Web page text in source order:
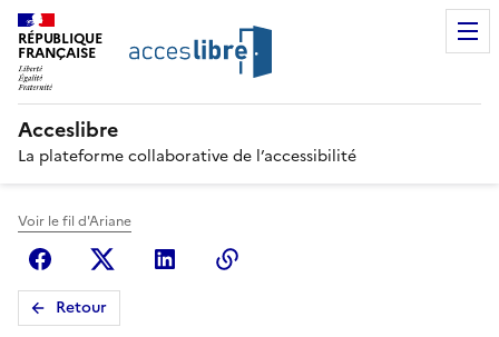
RÉPUBLIQUE
FRANÇAISE
Acceslibre
La plateforme collaborative de l’accessibilité
Voir le fil d'Ariane
FacebookX (anciennement Twitter)
Linkedin
Retour